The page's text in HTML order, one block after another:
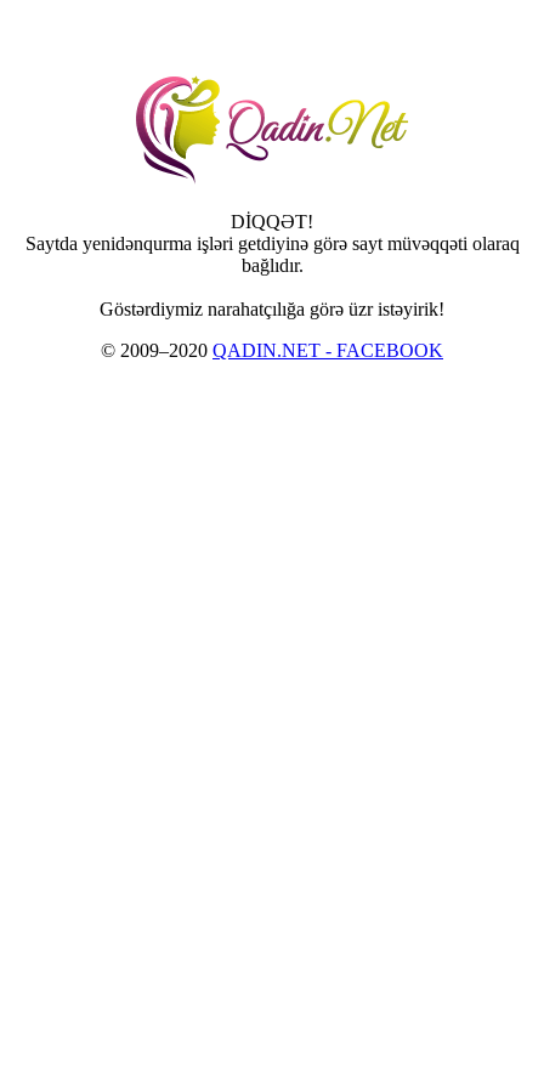
DİQQƏT!
Saytda yenidənqurma işləri getdiyinə görə sayt müvəqqəti olaraq
bağlıdır.
Göstərdiymiz narahatçılığa görə üzr istəyirik!
© 2009–2020 QADIN.NET - FACEBOOK